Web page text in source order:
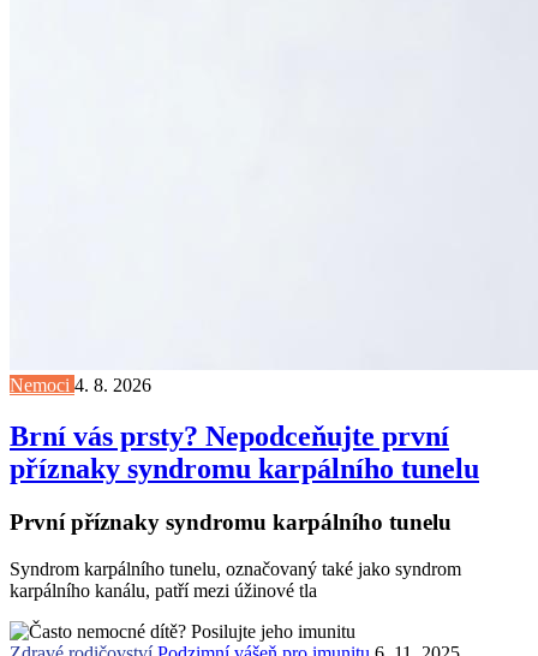
Nemoci 4. 8. 2026
Brní vás prsty? Nepodceňujte první
příznaky syndromu karpálního tunelu
První příznaky syndromu karpálního tunelu
Syndrom karpálního tunelu, označovaný také jako syndrom
karpálního kanálu, patří mezi úžinové tla